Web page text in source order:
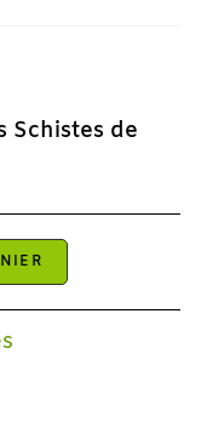
Schistes de